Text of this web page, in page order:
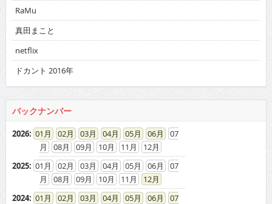
RaMu
真田まこと
netflix
ドカント 2016年
バックナンバー
2026: 01 02 03 04 05 06
07
08
09 10 11
12
2025: 01 02 03 04 05 06
07
08
09 10 11
12
2024: 01 02 03 04 05 06
07